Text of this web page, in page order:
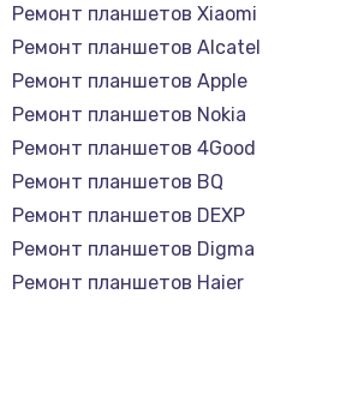
Ремонт планшетов Xiaomi
Ремонт планшетов Alcatel
Ремонт планшетов Apple
Ремонт планшетов Nokia
Ремонт планшетов 4Good
Ремонт планшетов BQ
Ремонт планшетов DEXP
Ремонт планшетов Digma
Ремонт планшетов Haier